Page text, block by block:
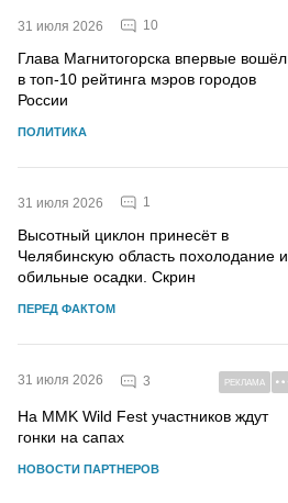
31 июля 2026 10
Глава Магнитогорска впервые вошёл
в топ-10 рейтинга мэров городов
России
ПОЛИТИКА
31 июля 2026 1
Высотный циклон принесёт в
Челябинскую область похолодание и
обильные осадки. Скрин
ПЕРЕД ФАКТОМ
31 июля 2026 3 РЕКЛАМА
На MMK Wild Fest участников ждут
гонки на сапах
НОВОСТИ ПАРТНЕРОВ